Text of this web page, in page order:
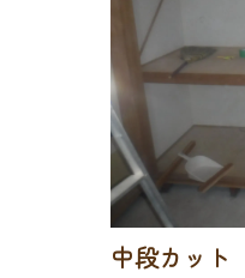
中段カット